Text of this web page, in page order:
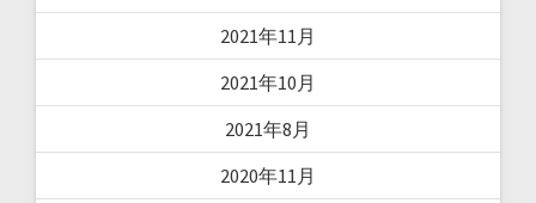
2021年11月
2021年10月
2021年8月
2020年11月